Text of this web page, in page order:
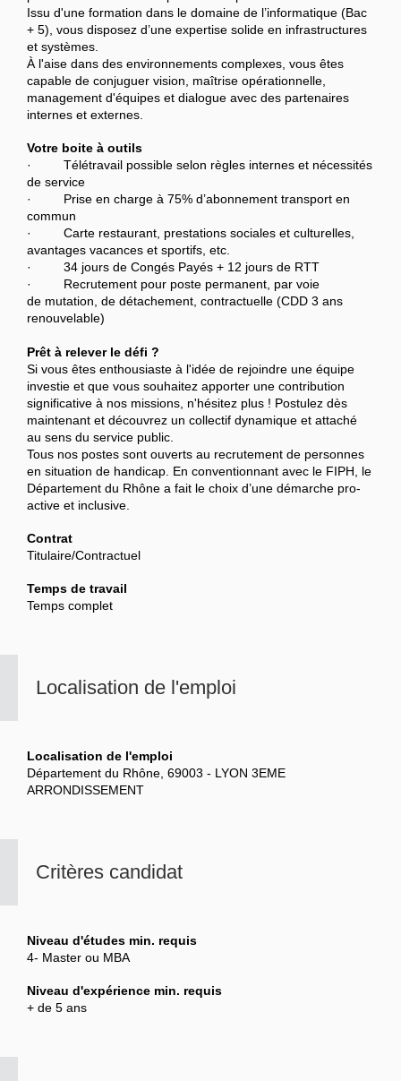
Issu d'une formation dans le domaine de l’informatique (Bac
+ 5), vous disposez d’une expertise solide en infrastructures
et systèmes.
À l'aise dans des environnements complexes, vous êtes
capable de conjuguer vision, maîtrise opérationnelle,
management d'équipes et dialogue avec des partenaires
internes et externes.
Votre boite à outils
· Télétravail possible selon règles internes et nécessités
de service
· Prise en charge à 75% d’abonnement transport en
commun
· Carte restaurant, prestations sociales et culturelles,
avantages vacances et sportifs, etc.
· 34 jours de Congés Payés + 12 jours de RTT
· Recrutement pour poste permanent, par voie
de mutation, de détachement, contractuelle (CDD 3 ans
renouvelable)
Prêt à relever le défi ?
Si vous êtes enthousiaste à l'idée de rejoindre une équipe
investie et que vous souhaitez apporter une contribution
significative à nos missions, n'hésitez plus ! Postulez dès
maintenant et découvrez un collectif dynamique et attaché
au sens du service public.
Tous nos postes sont ouverts au recrutement de personnes
en situation de handicap. En conventionnant avec le FIPH, le
Département du Rhône a fait le choix d’une démarche pro-
active et inclusive.
Contrat
Titulaire/Contractuel
Temps de travail
Temps complet
Localisation de l'emploi
Localisation de l'emploi
Département du Rhône, 69003 - LYON 3EME
ARRONDISSEMENT
Critères candidat
Niveau d'études min. requis
4- Master ou MBA
Niveau d'expérience min. requis
+ de 5 ans